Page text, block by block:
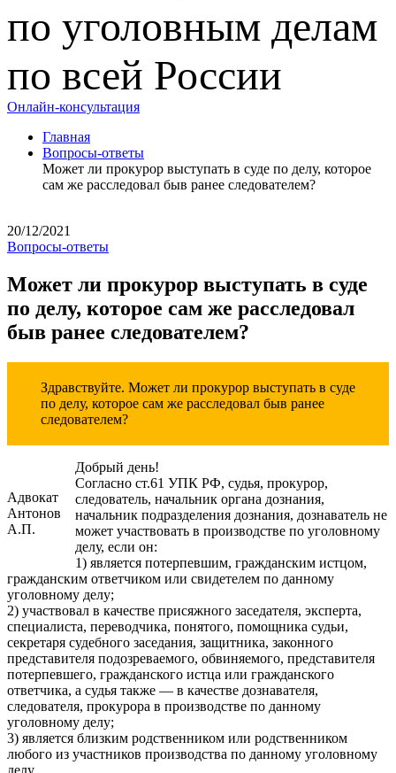
по уголовным делам
по всей России
Онлайн-консультация
Главная
Вопросы-ответы
Может ли прокурор выступать в суде по делу, которое
сам же расследовал быв ранее следователем?
20/12/2021
Вопросы-ответы
Может ли прокурор выступать в суде
по делу, которое сам же расследовал
быв ранее следователем?
Здравствуйте. Может ли прокурор выступать в суде
по делу, которое сам же расследовал быв ранее
следователем?
Адвокат
Антонов
А.П.
Добрый день!
Согласно ст.61 УПК РФ, судья, прокурор,
следователь, начальник органа дознания,
начальник подразделения дознания, дознаватель не
может участвовать в производстве по уголовному
делу, если он:
1) является потерпевшим, гражданским истцом,
гражданским ответчиком или свидетелем по данному
уголовному делу;
2) участвовал в качестве присяжного заседателя, эксперта,
специалиста, переводчика, понятого, помощника судьи,
секретаря судебного заседания, защитника, законного
представителя подозреваемого, обвиняемого, представителя
потерпевшего, гражданского истца или гражданского
ответчика, а судья также — в качестве дознавателя,
следователя, прокурора в производстве по данному
уголовному делу;
3) является близким родственником или родственником
любого из участников производства по данному уголовному
делу.